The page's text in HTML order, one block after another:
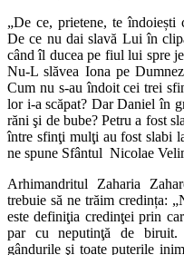
„De ce, prietene, te
De ce nu dai slavă Lui în
când îl ducea pe fiul lui spre
Nu-L slăvea Iona pe
Cum nu s-au îndoit cei trei
lor i-a scăpat? Dar Daniel în
răni şi de bube? Petru a fost
între sfinţi mulţi au fost slabi
ne spune Sfântul Nicolae
Arhimandritul Zaharia
trebuie să ne trăim credința:
este definiţia credinţei prin
par cu neputinţă de biruit.
gândurile şi toate puterile